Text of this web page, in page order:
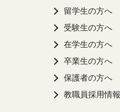
留学生の方へ
受験生の方へ
在学生の方へ
卒業生の方へ
保護者の方へ
教職員採用情報